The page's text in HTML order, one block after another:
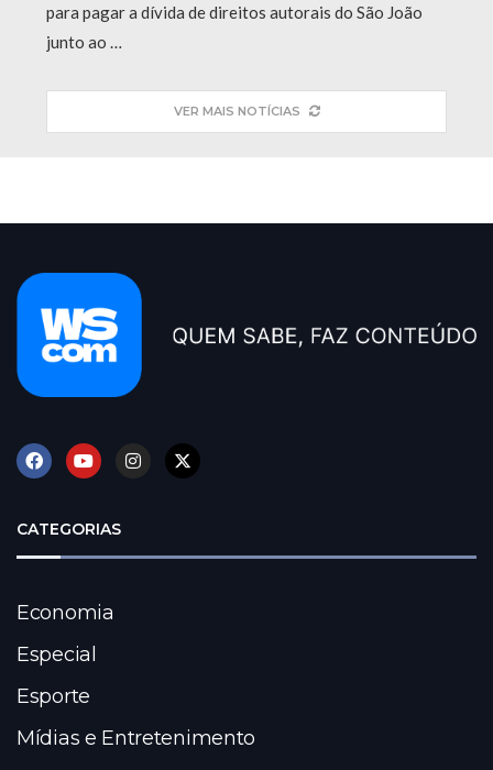
para pagar a dívida de direitos autorais do São João
junto ao …
VER MAIS NOTÍCIAS
CATEGORIAS
Economia
Especial
Esporte
Mídias e Entretenimento